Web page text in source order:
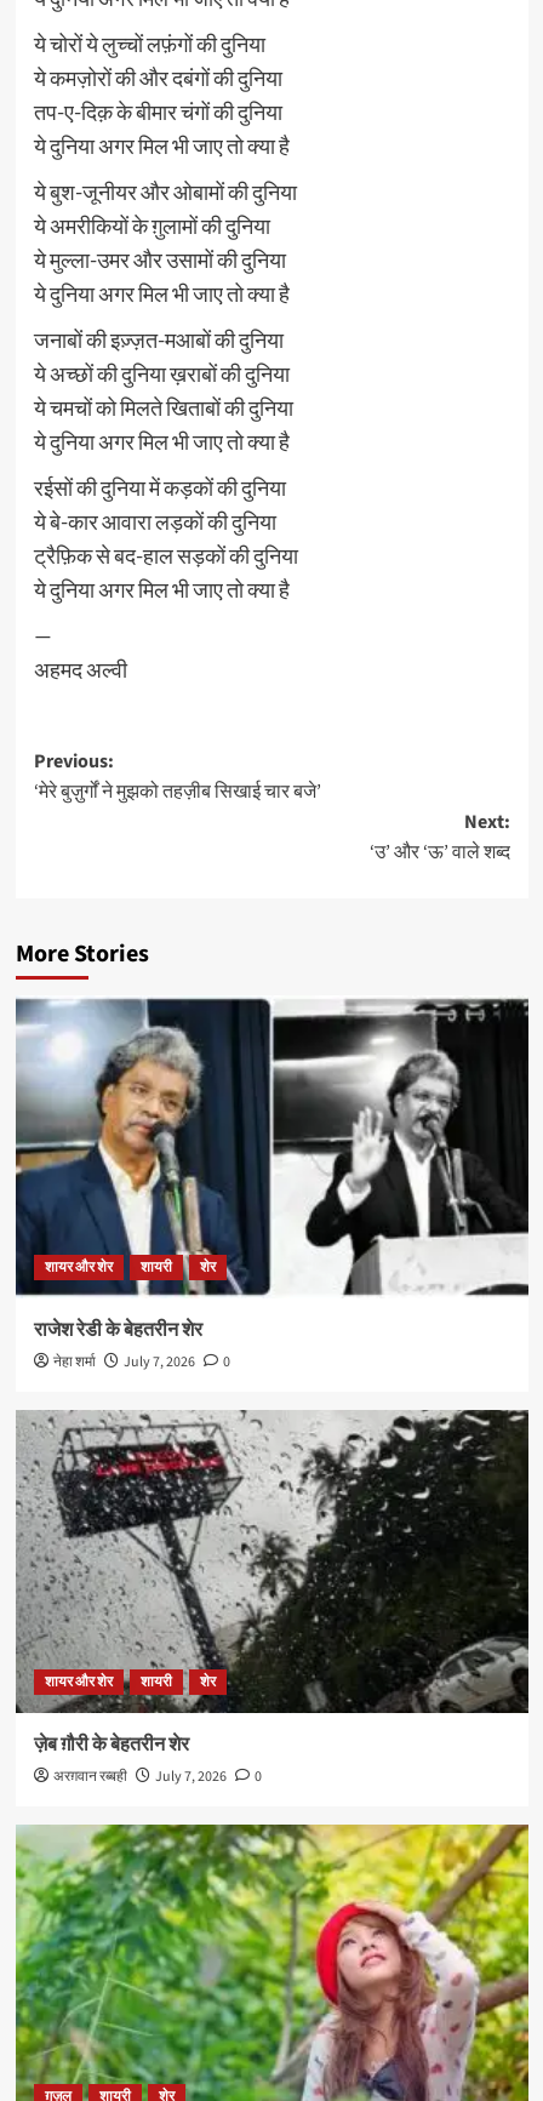
ये चोरों ये लुच्चों लफ़ंगों की दुनिया
ये कमज़ोरों की और दबंगों की दुनिया
तप-ए-दिक़ के बीमार चंगों की दुनिया
ये दुनिया अगर मिल भी जाए तो क्या है
ये बुश-जूनीयर और ओबामों की दुनिया
ये अमरीकियों के ग़ुलामों की दुनिया
ये मुल्ला-उमर और उसामों की दुनिया
ये दुनिया अगर मिल भी जाए तो क्या है
जनाबों की इज़्ज़त-मआबों की दुनिया
ये अच्छों की दुनिया ख़राबों की दुनिया
ये चमचों को मिलते खिताबों की दुनिया
ये दुनिया अगर मिल भी जाए तो क्या है
रईसों की दुनिया में कड़कों की दुनिया
ये बे-कार आवारा लड़कों की दुनिया
ट्रैफ़िक से बद-हाल सड़कों की दुनिया
ये दुनिया अगर मिल भी जाए तो क्या है
—
अहमद अल्वी
Post
navigation
Previous:
‘मेरे बुज़ुर्गों ने मुझको तहज़ीब सिखाई चार बजे’
Next:
‘उ’ और ‘ऊ’ वाले शब्द
More Stories
शायर और शेर शायरी शेर
राजेश रेडी के बेहतरीन शेर
नेहा शर्मा July 7, 2026 0
शायर और शेर शायरी शेर
ज़ेब ग़ौरी के बेहतरीन शेर
अरग़वान रब्बही July 7, 2026 0